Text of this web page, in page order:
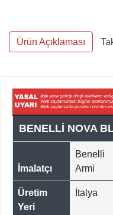
Ürün Açıklaması
BENELLİ NOVA
İmalatçı
Benelli
Armi
Üretim
Yeri
İtalya